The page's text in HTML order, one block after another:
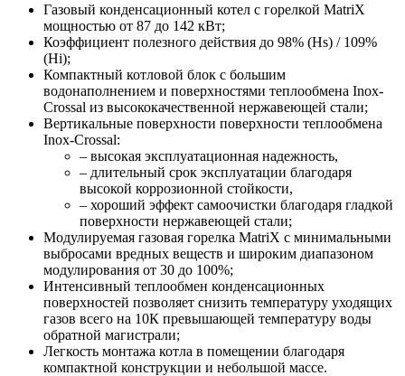
Газовый конденсационный котел с горелкой MatriX
мощностью от 87 до 142 кВт;
Коэффициент полезного действия до 98% (Hs) / 109%
(Hi);
Компактный котловой блок с большим
водонаполнением и поверхностями теплообмена Inox-
Crossal из высококачественной нержавеющей стали;
Вертикальные поверхности поверхности теплообмена
Inox-Crossal:
– высокая эксплуатационная надежность,
– длительный срок эксплуатации благодаря
высокой коррозионной стойкости,
– хороший эффект самоочистки благодаря гладкой
поверхности нержавеющей стали;
Модулируемая газовая горелка MatriX с минимальными
выбросами вредных веществ и широким диапазоном
модулирования от 30 до 100%;
Интенсивный теплообмен конденсационных
поверхностей позволяет снизить температуру уходящих
газов всего на 10К превышающей температуру воды
обратной магистрали;
Легкость монтажа котла в помещении благодаря
компактной конструкции и небольшой массе.